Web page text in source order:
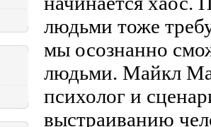
людьми тоже
мы осознанно
людьми. Майкл
психолог и
выстраиванию